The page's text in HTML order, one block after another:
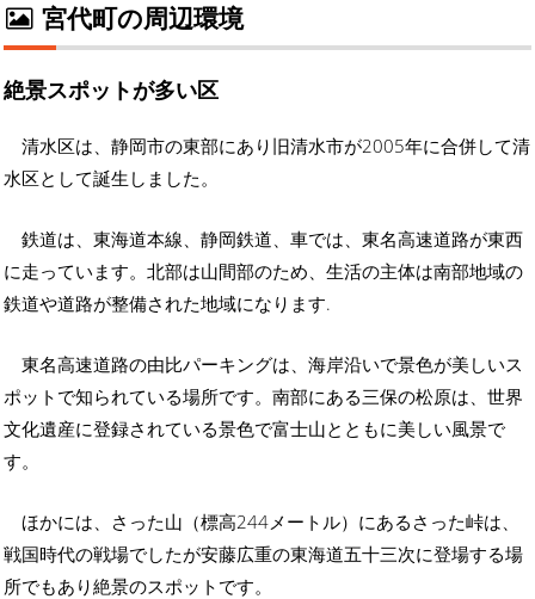
宮代町の周辺環境
絶景スポットが多い区
清水区は、静岡市の東部にあり旧清水市が2005年に合併して清
水区として誕生しました。
鉄道は、東海道本線、静岡鉄道、車では、東名高速道路が東西
に走っています。北部は山間部のため、生活の主体は南部地域の
鉄道や道路が整備された地域になります.
東名高速道路の由比パーキングは、海岸沿いで景色が美しいス
ポットで知られている場所です。南部にある三保の松原は、世界
文化遺産に登録されている景色で富士山とともに美しい風景で
す。
ほかには、さった山（標高244メートル）にあるさった峠は、
戦国時代の戦場でしたが安藤広重の東海道五十三次に登場する場
所でもあり絶景のスポットです。